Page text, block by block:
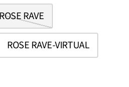
RAVE
ROSE RAVE-VIRTUAL